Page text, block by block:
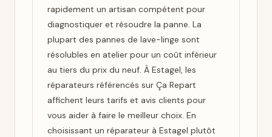
rapidement un artisan compétent pour
diagnostiquer et résoudre la panne. La
plupart des pannes de lave-linge sont
résolubles en atelier pour un coût inférieur
au tiers du prix du neuf. À Estagel, les
réparateurs référencés sur Ça Repart
affichent leurs tarifs et avis clients pour
vous aider à faire le meilleur choix. En
choisissant un réparateur à Estagel plutôt